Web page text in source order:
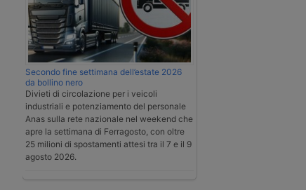
Secondo fine settimana dell’estate 2026
da bollino nero
Divieti di circolazione per i veicoli
industriali e potenziamento del personale
Anas sulla rete nazionale nel weekend che
apre la settimana di Ferragosto, con oltre
25 milioni di spostamenti attesi tra il 7 e il 9
agosto 2026.